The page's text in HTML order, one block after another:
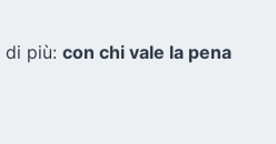
di più: con chi vale la pena